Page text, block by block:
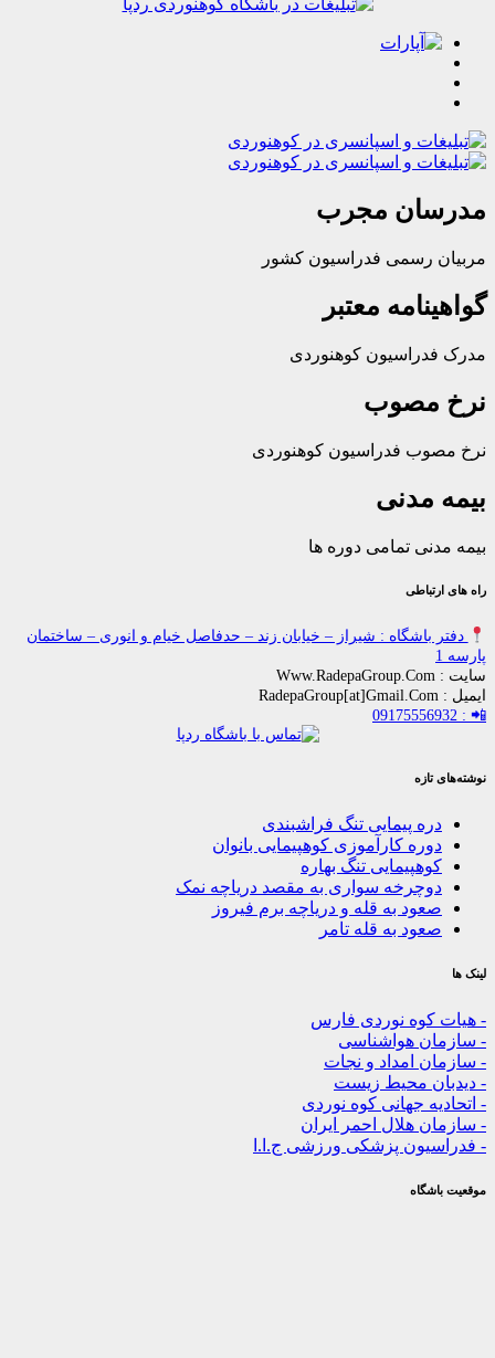
مجرب
رسمی فدراسیون کشور
معتبر
کوهنوردی
فدراسیون کوهنوردی
تمامی دوره ها
: شیراز – خیابان زند – حدفاصل خیام و انوری – ساختمان
پیمایی تنگ فراشبندی
کارآموزی کوهپیمایی بانوان
تنگ بهاره
سواری به مقصد دریاچه نمک
به قله و دریاچه برم فیروز
به قله تامر
نوردی فارس
هواشناسی
امداد و نجات
محیط زیست
جهانی کوه نوردی
هلال احمر ایران
پزشکی ورزشی ج.ا.ا